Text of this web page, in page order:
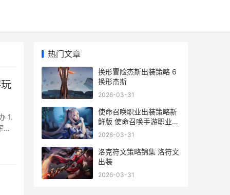
热门文章
换形冒险杰斯出装策略 6
换形杰斯
2026-03-31
使命召唤职业出装策略新
鲜版 使命召唤手游职业选
手搭配
2026-03-31
洛克符文策略锦集 洛符文
出装
2026-03-31